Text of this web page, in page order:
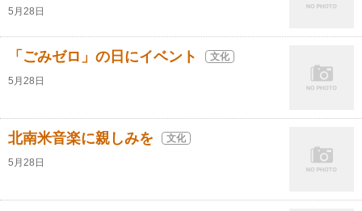
5月28日
「ごみゼロ」の日にイベント 文化
5月28日
北南米音楽に親しみを 文化
5月28日